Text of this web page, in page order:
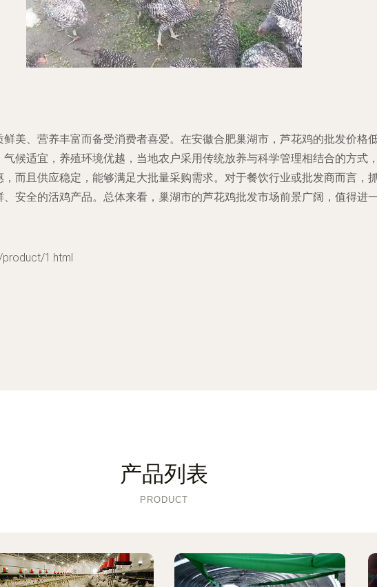
美、营养丰富而备受消费者喜爱。在安徽合肥巢湖市，芦花鸡的批发价格
候适宜，养殖环境优越，当地农户采用传统放养与科学管理相结合的方式
而且供应稳定，能够满足大批量采购需求。对于餐饮行业或批发商而言，
安全的活鸡产品。总体来看，巢湖市的芦花鸡批发市场前景广阔，值得进
1.html
产品列表
PRODUCT